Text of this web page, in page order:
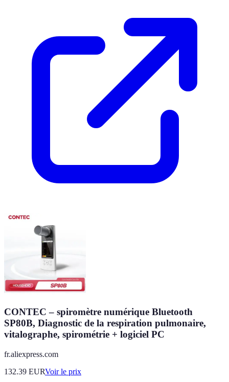
CONTEC – spiromètre numérique Bluetooth
SP80B, Diagnostic de la respiration pulmonaire,
vitalographe, spirométrie + logiciel PC
fr.aliexpress.com
132.39 EURVoir le prix